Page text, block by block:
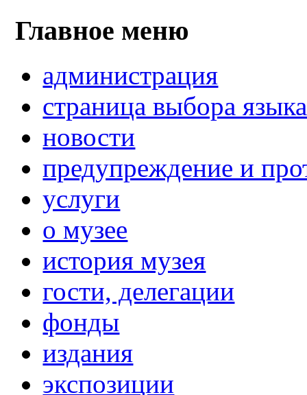
Главное меню
администрация
страница выбора языка
новости
предупреждение и
услуги
о музее
история музея
гости, делегации
фонды
издания
экспозиции